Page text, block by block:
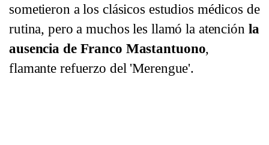
sometieron a los clásicos estudios médicos de
rutina, pero a muchos les llamó la atención la
ausencia de Franco Mastantuono,
flamante refuerzo del 'Merengue'.